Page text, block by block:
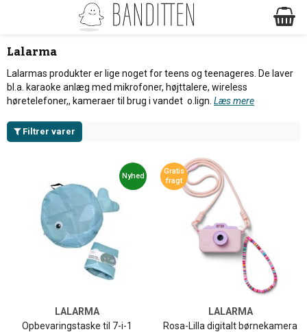
Lalarma
Lalarmas produkter er lige noget for teens og teenageres. De laver
bl.a. karaoke anlæg med mikrofoner, højttalere, wireless
høretelefoner,, kameraer til brug i vandet o.lign. Læs mere
Filtrer varer
Nyhed
LALARMA
Opbevaringstaske til 7-i-1
Gratis
fragt
LALARMA
Rosa-Lilla digitalt børnekamera